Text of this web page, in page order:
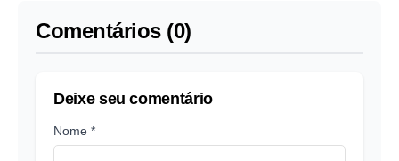
Comentários (0)
Deixe seu comentário
Nome *